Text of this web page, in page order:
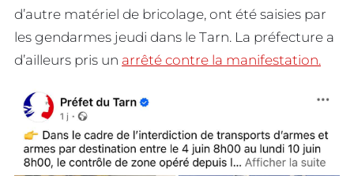
d’autre matériel de bricolage, ont été saisies par
les gendarmes jeudi dans le Tarn. La préfecture a
d’ailleurs pris un arrêté contre la manifestation.